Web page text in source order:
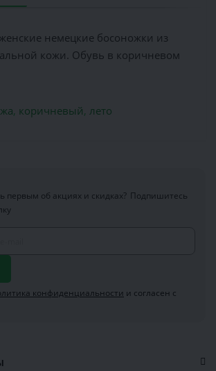
немецкие босоножки из
кожи. Обувь в коричневом
, коричневый, лето
первым об акциях и скидках? Подпишитесь
конфиденциальности и согласен с